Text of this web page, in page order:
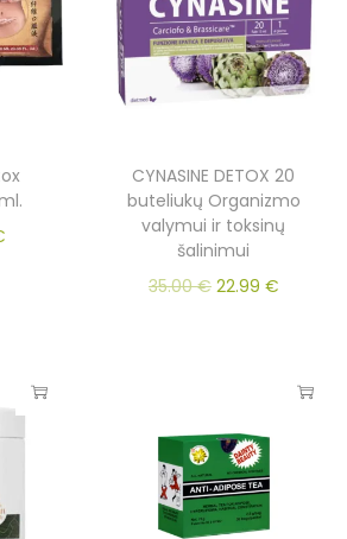
CYNASINE DETOX 20
buteliukų Organizmo
valymui ir toksinų
šalinimui
35.00€ 22.99 €